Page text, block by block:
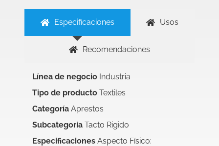
Especificaciones Usos
Recomendaciones
Línea de negocio Industria
Tipo de producto Textiles
Categoría Aprestos
Subcategoría Tacto Rigido
Especificaciones Aspecto Físico: